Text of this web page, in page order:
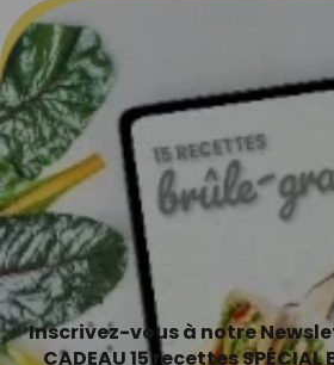
Inscrivez-vous à notre
CADEAU 15 recettes SPÉCIAL